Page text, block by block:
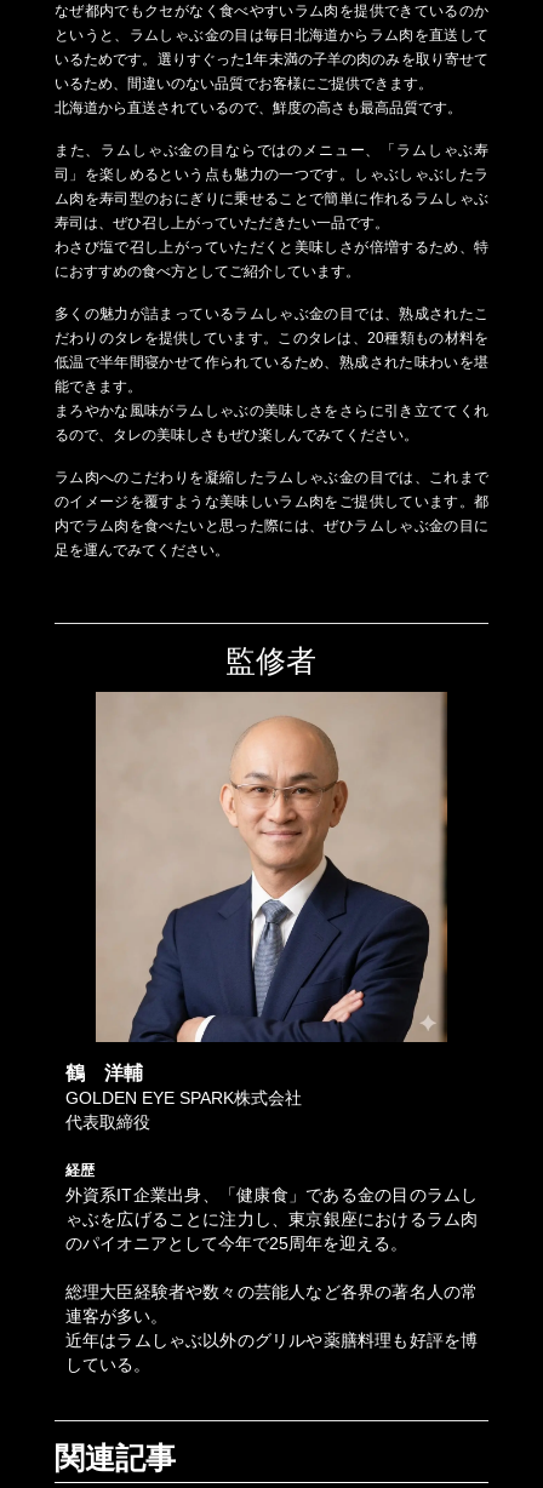
なぜ都内でもクセがなく食べやすいラム肉を提供できているのか
というと、ラムしゃぶ金の目は毎日北海道からラム肉を直送して
いるためです。選りすぐった1年未満の子羊の肉のみを取り寄せて
いるため、間違いのない品質でお客様にご提供できます。
北海道から直送されているので、鮮度の高さも最高品質です。
また、ラムしゃぶ金の目ならではのメニュー、「ラムしゃぶ寿
司」を楽しめるという点も魅力の一つです。しゃぶしゃぶしたラ
ム肉を寿司型のおにぎりに乗せることで簡単に作れるラムしゃぶ
寿司は、ぜひ召し上がっていただきたい一品です。
わさび塩で召し上がっていただくと美味しさが倍増するため、特
におすすめの食べ方としてご紹介しています。
多くの魅力が詰まっているラムしゃぶ金の目では、熟成されたこ
だわりのタレを提供しています。このタレは、20種類もの材料を
低温で半年間寝かせて作られているため、熟成された味わいを堪
能できます。
まろやかな風味がラムしゃぶの美味しさをさらに引き立ててくれ
るので、タレの美味しさもぜひ楽しんでみてください。
ラム肉へのこだわりを凝縮したラムしゃぶ金の目では、これまで
のイメージを覆すような美味しいラム肉をご提供しています。都
内でラム肉を食べたいと思った際には、ぜひラムしゃぶ金の目に
足を運んでみてください。
監修者
鶴 洋輔
GOLDEN EYE SPARK株式会社
代表取締役
経歴
外資系IT企業出身、「健康食」である金の目のラムし
ゃぶを広げることに注力し、東京銀座におけるラム肉
のパイオニアとして今年で25周年を迎える。
総理大臣経験者や数々の芸能人など各界の著名人の常
連客が多い。
近年はラムしゃぶ以外のグリルや薬膳料理も好評を博
している。
関連記事